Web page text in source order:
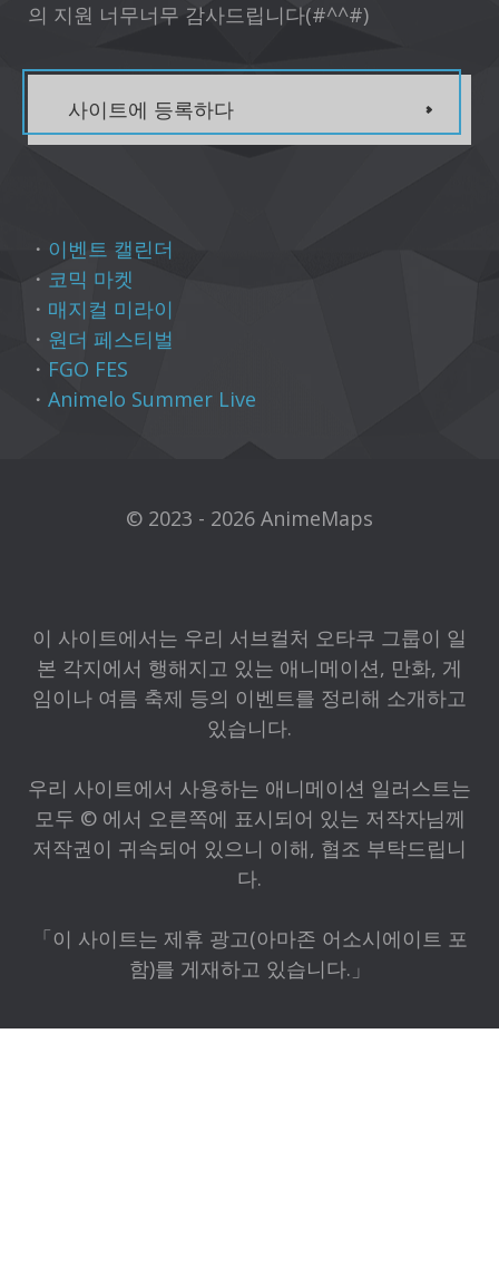
의 지원 너무너무 감사드립니다(#^^#)
사이트에 등록하다
・ 이벤트 캘린더
・ 코믹 마켓
・ 매지컬 미라이
・ 원더 페스티벌
・ FGO FES
・ Animelo Summer Live
© 2023 - 2026 AnimeMaps
이 사이트에서는 우리 서브컬처 오타쿠 그룹이 일
본 각지에서 행해지고 있는 애니메이션, 만화, 게
임이나 여름 축제 등의 이벤트를 정리해 소개하고
있습니다.
우리 사이트에서 사용하는 애니메이션 일러스트는
모두 © 에서 오른쪽에 표시되어 있는 저작자님께
저작권이 귀속되어 있으니 이해, 협조 부탁드립니
다.
「이 사이트는 제휴 광고(아마존 어소시에이트 포
함)를 게재하고 있습니다.」